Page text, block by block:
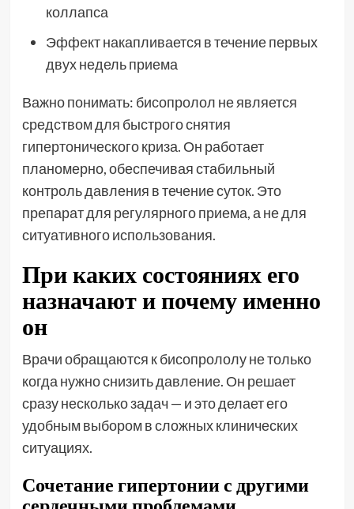
коллапса
Эффект накапливается в течение первых
двух недель приема
Важно понимать: бисопролол не является
средством для быстрого снятия
гипертонического криза. Он работает
планомерно, обеспечивая стабильный
контроль давления в течение суток. Это
препарат для регулярного приема, а не для
ситуативного использования.
При каких состояниях его
назначают и почему именно
он
Врачи обращаются к бисопрололу не только
когда нужно снизить давление. Он решает
сразу несколько задач — и это делает его
удобным выбором в сложных клинических
ситуациях.
Сочетание гипертонии с другими